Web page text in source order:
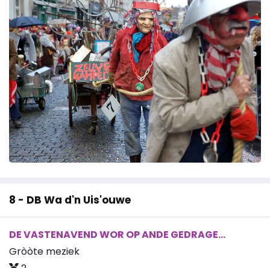
8 - DB Wa d'n Uis'ouwe
DE VASTENAVEND WOR OP ANDE GEDRAGE...
Gròòte meziek